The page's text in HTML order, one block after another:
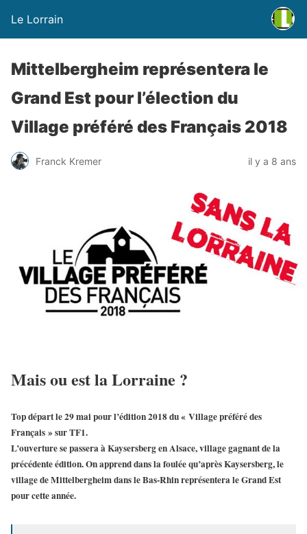
Le Lorrain
Mittelbergheim représentera le
Grand Est pour l’élection du
Village préféré des Français 2018
Franck Kremer il y a 8 ans
Mais ou est la Lorraine ?
Top départ le 29 mai pour l’édition 2018 du « Village préféré des
Français » sur TF1.
L’ouverture se passera à Kaysersberg en Alsace, village gagnant de la
précédente édition. On apprend dans la foulée qu’après Kaysersberg, le
village deMittelbergheimdans le Bas-Rhin représentera le Grand Est
pour cette année.